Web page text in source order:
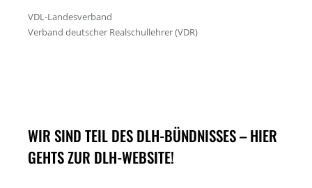
WIR SIND TEIL DES DLH-BÜNDNISSES – HIER
GEHTS ZUR DLH-WEBSITE!